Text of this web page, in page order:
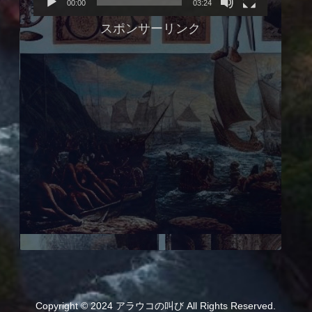
ヤ
ー
00:00 03:24
スポンサーリンク
Copyright © 2024 アラウコの叫び All Rights Reserved.